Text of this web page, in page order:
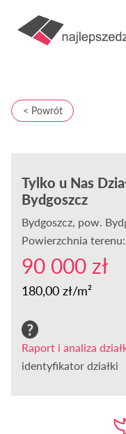
< Powrót
Tylko u Nas
Bydgoszcz
Bydgoszcz, pow.
Powierzchnia
90 000 zł
180,00 zł/m²
Raport i analiza
identyfikator działki